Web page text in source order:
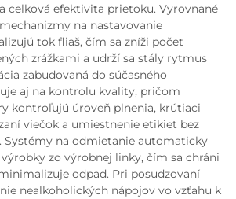
celková efektivita prietoku. Vyrovnané
na nastavovanie
tok fliaš, čím sa zníži počet
zrážkami a udrží sa stály rytmus
zabudovaná do súčasného
aj na kontrolu kvality, pričom
kontroľujú úroveň plnenia, krútiaci
viečok a umiestnenie etikiet bez
Systémy na odmietanie automaticky
zo výrobnej linky, čím sa chráni
odpad. Pri posudzovaní
nealkoholických nápojov vo vzťahu k